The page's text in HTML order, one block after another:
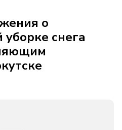
о
уборке снега